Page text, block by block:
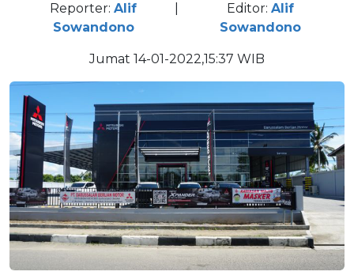
Reporter: Alif
Sowandono
Editor:Alif
Sowandono
Jumat 14-01-2022,15:37 WIB